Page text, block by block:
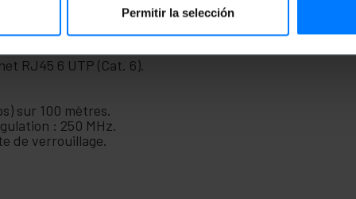
Permitir la selección
RJ45 6 UTP (Cat. 6).
sur 100 mètres.
: 250 MHz.
de verrouillage.